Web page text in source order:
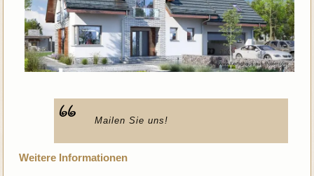
Mailen Sie uns!
Weitere Informationen